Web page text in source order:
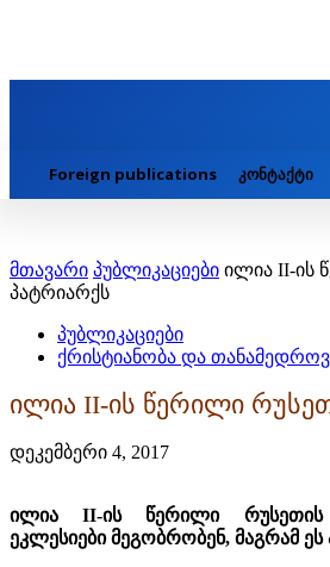
Foreign publications კონტაქტი
მთავარი პუბლიკაციები ილია II-ის
პატრიარქს
პუბლიკაციები
ქრისტიანობა და
ილია II-ის წერილი
დეკემბერი 4, 2017
ილია II-ის წერილი რუსეთის
ეკლესიები მეგობრობენ, მაგრამ ეს